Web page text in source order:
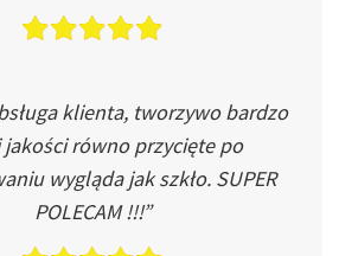
klienta, tworzywo bardzo
równo przycięte po
wygląda jak szkło. SUPER
POLECAM !!!”